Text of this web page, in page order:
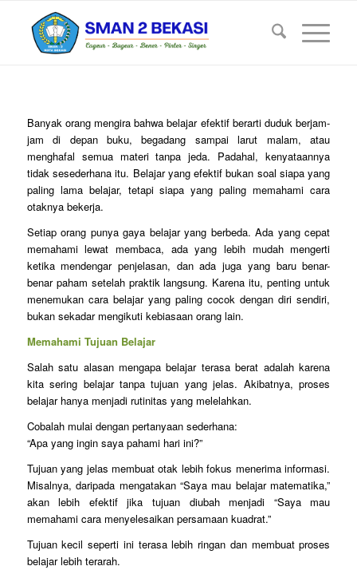
Banyak orang mengira bahwa belajar efektif berarti duduk berjam-
jam di depan buku, begadang sampai larut malam, atau
menghafal semua materi tanpa jeda. Padahal, kenyataannya
tidak sesederhana itu. Belajar yang efektif bukan soal siapa yang
paling lama belajar, tetapi siapa yang paling memahami cara
otaknya bekerja.
Setiap orang punya gaya belajar yang berbeda. Ada yang cepat
memahami lewat membaca, ada yang lebih mudah mengerti
ketika mendengar penjelasan, dan ada juga yang baru benar-
benar paham setelah praktik langsung. Karena itu, penting untuk
menemukan cara belajar yang paling cocok dengan diri sendiri,
bukan sekadar mengikuti kebiasaan orang lain.
Memahami Tujuan Belajar
Salah satu alasan mengapa belajar terasa berat adalah karena
kita sering belajar tanpa tujuan yang jelas. Akibatnya, proses
belajar hanya menjadi rutinitas yang melelahkan.
Cobalah mulai dengan pertanyaan sederhana:
“Apa yang ingin saya pahami hari ini?”
Tujuan yang jelas membuat otak lebih fokus menerima informasi.
Misalnya, daripada mengatakan “Saya mau belajar matematika,”
akan lebih efektif jika tujuan diubah menjadi “Saya mau
memahami cara menyelesaikan persamaan kuadrat.”
Tujuan kecil seperti ini terasa lebih ringan dan membuat proses
belajar lebih terarah.